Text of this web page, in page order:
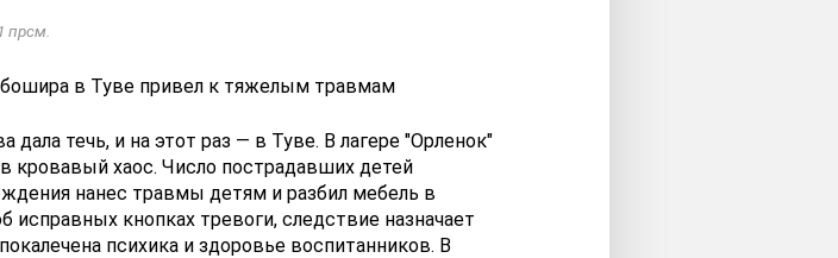
прсм.
дала течь, и на этот раз — в Туве. В лагере "Орленок"
кровавый хаос. Число пострадавших детей
нанес травмы детям и разбил мебель в
кнопках тревоги, следствие назначает
психика и здоровье воспитанников. В